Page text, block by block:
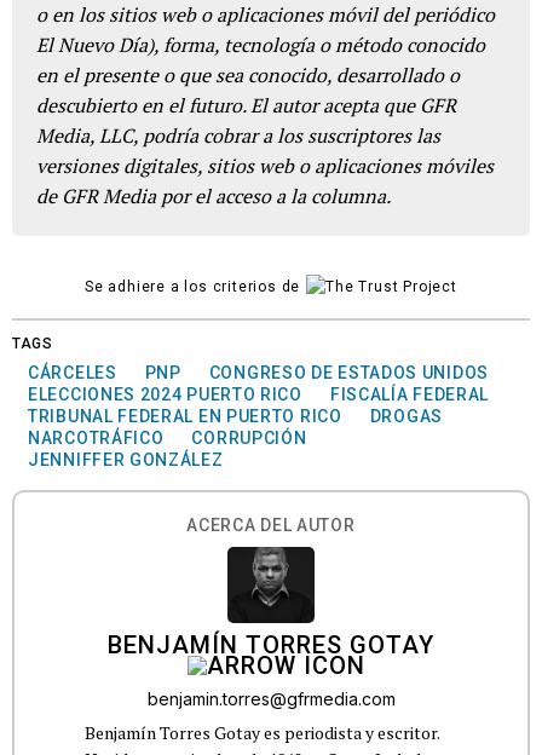
o en los sitios web o aplicaciones móvil del periódico
El Nuevo Día), forma, tecnología o método conocido
en el presente o que sea conocido, desarrollado o
descubierto en el futuro. El autor acepta que GFR
Media, LLC, podría cobrar a los suscriptores las
versiones digitales, sitios web o aplicaciones móviles
de GFR Media por el acceso a la columna.
Se adhiere a los criterios de
TAGS
CÁRCELES PNP
CONGRESO DE ESTADOS UNIDOS
ELECCIONES 2024 PUERTO RICO
FISCALÍA FEDERAL
TRIBUNAL FEDERAL EN PUERTO RICO
DROGAS
NARCOTRÁFICO
CORRUPCIÓN
JENNIFFER GONZÁLEZ
ACERCA DEL AUTOR
BENJAMÍN TORRES GOTAY
benjamin.torres@gfrmedia.com
Benjamín Torres Gotay es periodista y escritor.